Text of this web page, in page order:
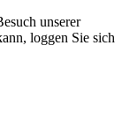
unserer
loggen Sie sich